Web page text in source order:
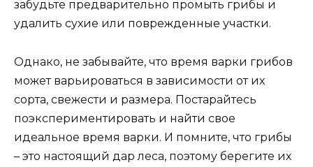
забудьте предварительно промыть грибы и
удалить сухие или поврежденные участки.
Однако, не забывайте, что время варки грибов
может варьироваться в зависимости от их
сорта, свежести и размера. Постарайтесь
поэкспериментировать и найти свое
идеальное время варки. И помните, что грибы
– это настоящий дар леса, поэтому берегите их